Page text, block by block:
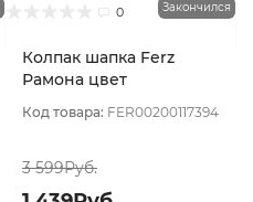
0 Закончился
Колпак шапка Ferz
Рамона цвет
Код товара: FER00200117394
3 599Руб.